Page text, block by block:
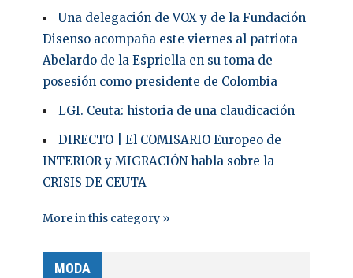
Una delegación de VOX y de la Fundación
Disenso acompaña este viernes al patriota
Abelardo de la Espriella en su toma de
posesión como presidente de Colombia
LGI. Ceuta: historia de una claudicación
DIRECTO | El COMISARIO Europeo de
INTERIOR y MIGRACIÓN habla sobre la
CRISIS DE CEUTA
More in this category »
MODA